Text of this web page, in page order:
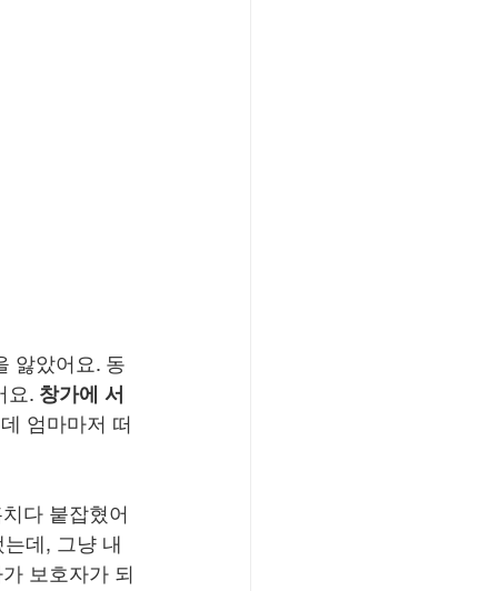
앓았어요. 동
요. 창가에 서
엄마마저 떠
다 붙잡혔어
데, 그냥 내
보호자가 되